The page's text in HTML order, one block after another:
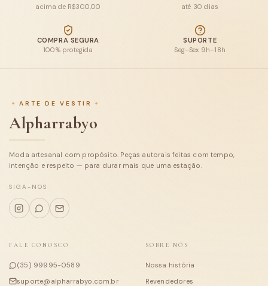
Calças e Shorts
Casacos
Tricot
Coleções
Sobre
acima de R$300,00
até 30 dias
COMPRA SEGURA
100% protegida
SUPORTE
Seg–Sex 9h–18h
ARTE DE VESTIR
Alpharrabyo
Moda artesanal com propósito. Peças autorais feitas com tempo,
intenção e respeito — para durar mais que uma estação.
SIGA-NOS
FALE CONOSCO
(35) 99995-0589
suporte@alpharrabyo.com.br
SOBRE NÓS
Nossa história
Revendedores